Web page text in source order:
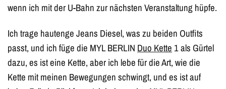
wenn ich mit der U-Bahn zur nächsten Veranstaltung hüpfe.
Ich trage hautenge Jeans Diesel, was zu beiden Outfits
passt, und ich füge die MYL BERLIN Duo Kette 1 als Gürtel
dazu, es ist eine Kette, aber ich lebe für die Art, wie die
Kette mit meinen Bewegungen schwingt, und es ist auf